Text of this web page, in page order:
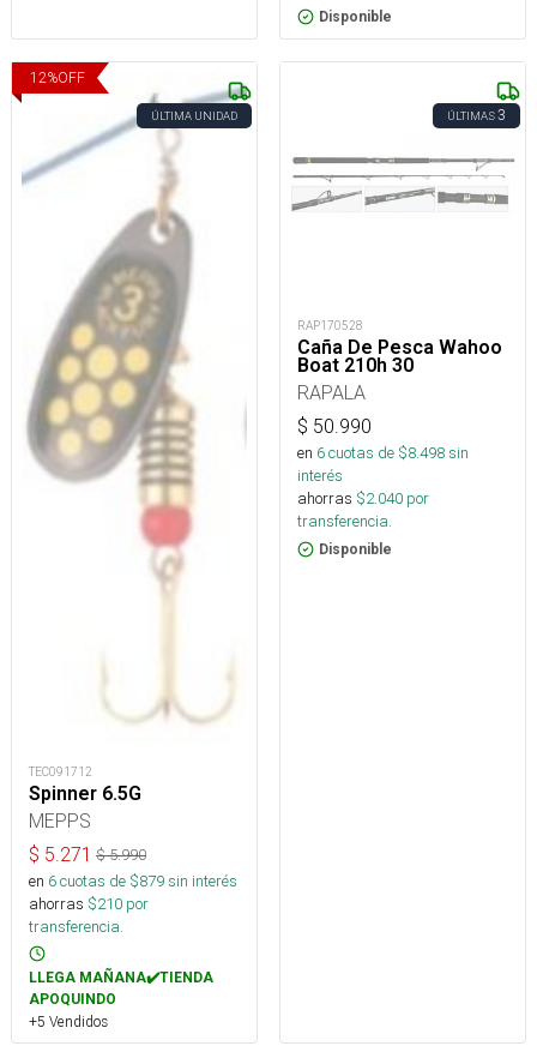
Disponible
12%OFF
ÚLTIMA UNIDAD
TEC091712
Spinner 6.5G
MEPPS
$ 5.271 $5.990
en 6cuotas de $879sin interés
ahorras $210 por
transferencia.
LLEGA MAÑANA✔️TIENDA
APOQUINDO
+5 Vendidos
ÚLTIMAS3
RAP170528
Caña De Pesca Wahoo
Boat 210h 30
RAPALA
$ 50.990
en 6cuotas de $8.498sin
interés
ahorras $2.040 por
transferencia.
Disponible